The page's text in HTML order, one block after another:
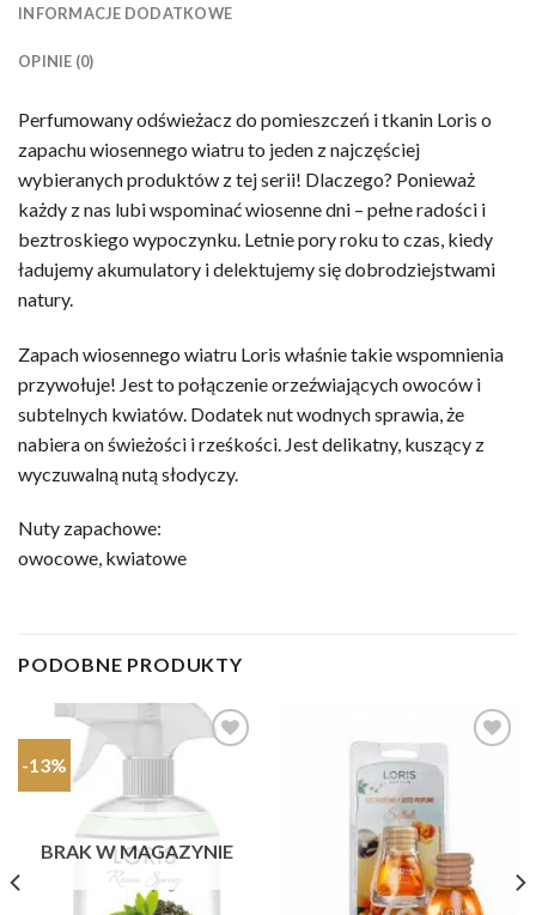
INFORMACJE DODATKOWE
OPINIE (0)
Perfumowany odświeżacz do pomieszczeń i tkanin Loris o
zapachu wiosennego wiatru to jeden z najczęściej
wybieranych produktów z tej serii! Dlaczego? Ponieważ
każdy z nas lubi wspominać wiosenne dni – pełne radości i
beztroskiego wypoczynku. Letnie pory roku to czas, kiedy
ładujemy akumulatory i delektujemy się dobrodziejstwami
natury.
Zapach wiosennego wiatru Loris właśnie takie wspomnienia
przywołuje! Jest to połączenie orzeźwiających owoców i
subtelnych kwiatów. Dodatek nut wodnych sprawia, że
nabiera on świeżości i rześkości. Jest delikatny, kuszący z
wyczuwalną nutą słodyczy.
Nuty zapachowe:
owocowe, kwiatowe
PODOBNE PRODUKTY
-13%
Dodaj do
BRAK W MAGAZYNIE
ulubionych